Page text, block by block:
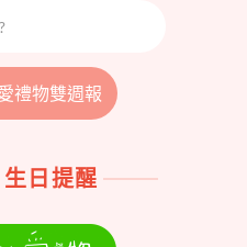
禮物雙週報
日提醒